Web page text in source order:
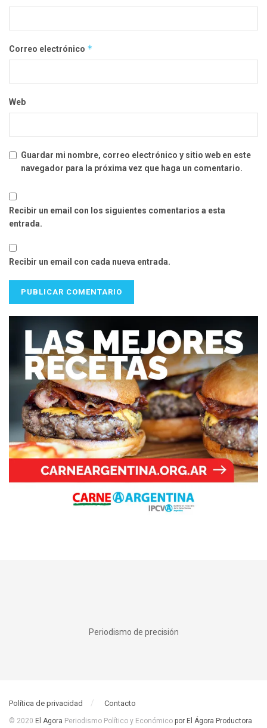
Correo electrónico *
Web
Guardar mi nombre, correo electrónico y sitio web en este
navegador para la próxima vez que haga un comentario.
Recibir un email con los siguientes comentarios a esta
entrada.
Recibir un email con cada nueva entrada.
Periodismo de precisión
Política de privacidad Contacto
© 2020 El Agora Periodismo Político y Económico por El Ágora Productora